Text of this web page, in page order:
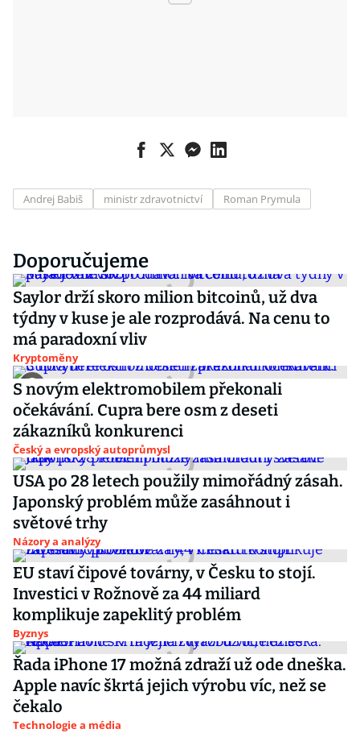
Andrej Babiš ministr zdravotnictví Roman Prymula
Doporučujeme
Saylor drží skoro milion bitcoinů, už dva
týdny v kuse je ale rozprodává. Na cenu to
má paradoxní vliv
Kryptoměny
S novým elektromobilem překonali
očekávání. Cupra bere osm z deseti
zákazníků konkurenci
Český a evropský autoprůmysl
USA po 28 letech použily mimořádný zásah.
Japonský problém může zasáhnout i
světové trhy
Názory a analýzy
EU staví čipové továrny, v Česku to stojí.
Investici v Rožnově za 44 miliard
komplikuje zapeklitý problém
Byznys
Řada iPhone 17 možná zdraží už ode dneška.
Apple navíc škrtá jejich výrobu víc, než se
čekalo
Technologie a média